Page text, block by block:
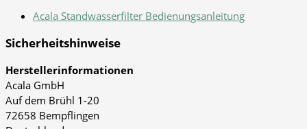
Acala Standwasserfilter Bedienungsanleitung
Sicherheitshinweise
Herstellerinformationen
Acala GmbH
Auf dem Brühl 1-20
72658 Bempflingen